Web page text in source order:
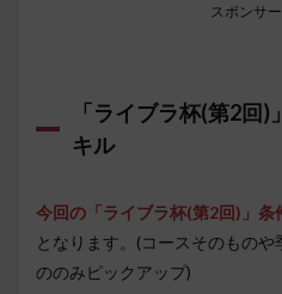
スポンサ
「ライブラ杯(第2回
キル
今回の「ライブラ杯(第2回)」条
となります。(コースそのもの
ののみピックアップ)